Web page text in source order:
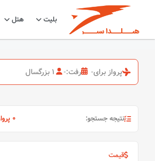
بلیت هتل
پرواز برای- رفت:- 1 بزرگسال
نتیجه جستجو: 0 پرواز
قیمت